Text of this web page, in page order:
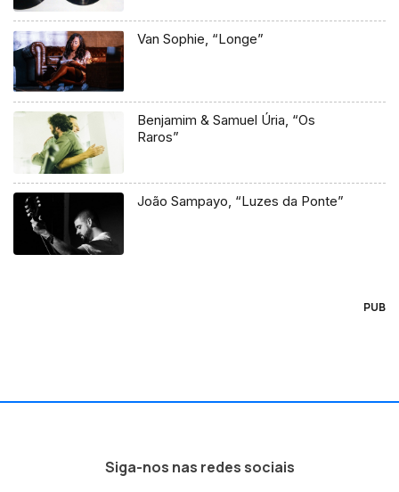
Van Sophie, “Longe”
Benjamim & Samuel Úria, “Os
Raros”
João Sampayo, “Luzes da Ponte”
PUB
Siga-nos nas redes sociais